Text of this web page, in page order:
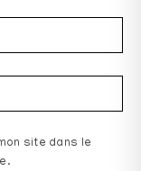
site dans le